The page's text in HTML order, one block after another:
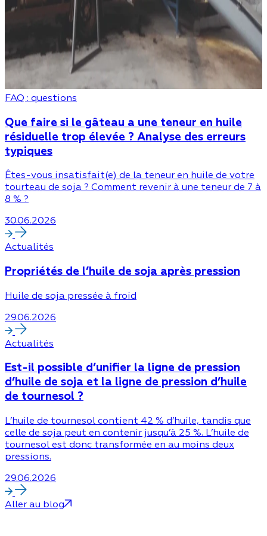
FAQ : questions
Que faire si le gâteau a une teneur en huile
résiduelle trop élevée ? Analyse des erreurs
typiques
Êtes-vous insatisfait(e) de la teneur en huile de votre
tourteau de soja ? Comment revenir à une teneur de 7 à
8 % ?
30.06.2026
Actualités
Propriétés de l’huile de soja après pression
Huile de soja pressée à froid
29.06.2026
Actualités
Est-il possible d’unifier la ligne de pression
d’huile de soja et la ligne de pression d’huile
de tournesol ?
L’huile de tournesol contient 42 % d’huile, tandis que
celle de soja peut en contenir jusqu’à 25 %. L’huile de
tournesol est donc transformée en au moins deux
pressions.
29.06.2026
Aller au blog